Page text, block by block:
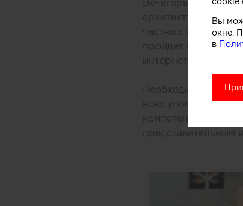
Во-вторых, на
архитектуры под
частных жилых
пройдет в мае 2018
интернет-
Необходимо
всех упомянутых
компетентным в
представительным
Вы
окне.
в